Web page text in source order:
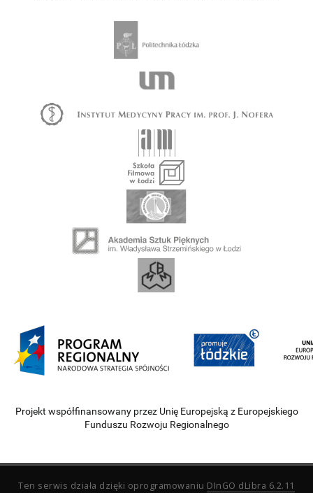
Projekt współfinansowany przez Unię Europejską z Europejskiego
Funduszu Rozwoju Regionalnego
Ten serwis działa dzięki oprogramowaniu DInGO dLibra 6.2.11